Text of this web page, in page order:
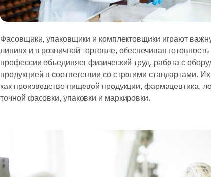
Фасовщики, упаковщики и комплектовщики играют
линиях и в розничной торговле, обеспечивая
профессии объединяет физический труд, работа с
продукцией в соответствии со строгими стандартами.
как производство пищевой продукции, фармацевтика,
точной фасовки, упаковки и маркировки.